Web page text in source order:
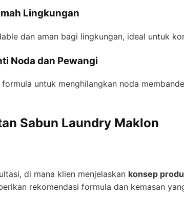
Lingkungan
dan aman bagi lingkungan, ideal untuk
Noda dan Pewangi
untuk menghilangkan noda
Sabun Laundry Maklon
di mana klien menjelaskan konsep
rekomendasi formula dan kemasan